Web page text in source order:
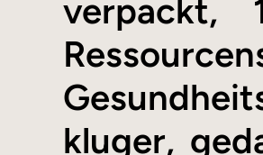
verpackt,
kluger,